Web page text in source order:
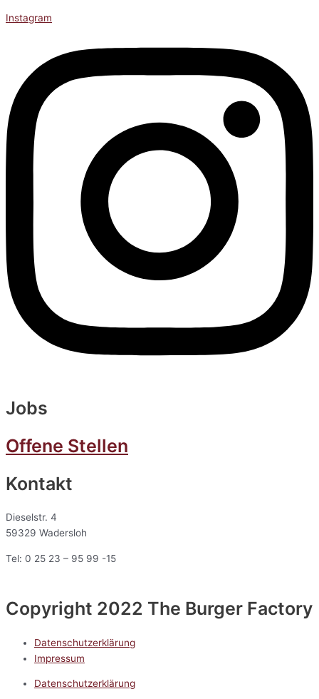
Instagram
Jobs
Offene Stellen
Kontakt
Dieselstr. 4
59329 Wadersloh
Tel: 0 25 23 – 95 99 -15
Copyright 2022 The Burger Factory
Datenschutzerklärung
Impressum
Datenschutzerklärung